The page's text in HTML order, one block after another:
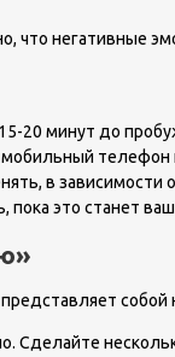
что негативные
минут до
в зависимости
пока это станет
собой
Сделайте